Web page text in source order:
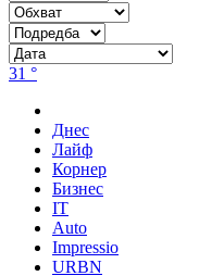
31 °
Днес
Лайф
Корнер
Бизнес
IT
Auto
Impressio
URBN